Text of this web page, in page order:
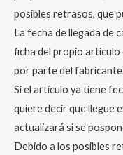
posibles retrasos, que
La fecha de llegada de
ficha del propio
por parte del
Si el artículo ya tiene
quiere decir que llegue
actualizará si se
Debido a los posibles